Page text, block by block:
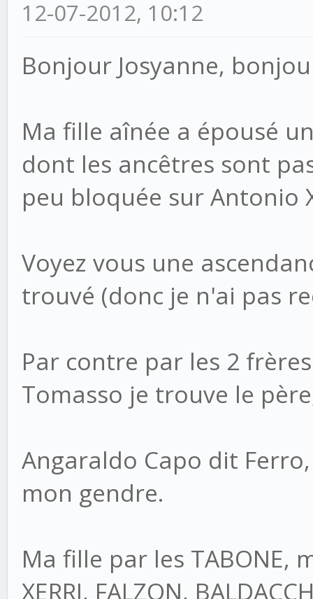
12-07-2012, 10:12
Bonjour Josyanne,
Ma fille aînée a épousé
dont les ancêtres sont
peu bloquée sur Antonio
Voyez vous une
trouvé (donc je n'ai pas
Par contre par les 2 frères
Tomasso je trouve le
Angaraldo Capo dit
mon gendre.
Ma fille par les TABONE,
XERRI, FALZON,